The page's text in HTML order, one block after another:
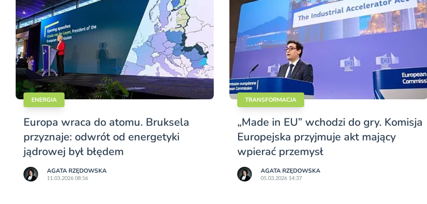
ENERGIA
Europa wraca do atomu. Bruksela
przyznaje: odwrót od energetyki
jądrowej był błędem
AGATA RZĘDOWSKA
11.03.2026 08:56
TRANSFORMACJA
„Made in EU” wchodzi do gry. Komisja
Europejska przyjmuje akt mający
wpierać przemysł
AGATA RZĘDOWSKA
05.03.2026 14:37